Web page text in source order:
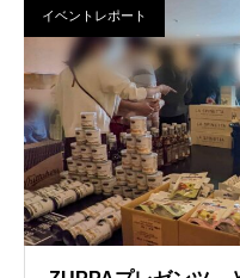
イベントレポート